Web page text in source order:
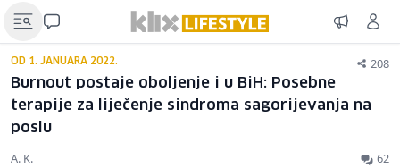
OD 1. JANUARA 2022. 208
Burnout postaje oboljenje i u BiH: Posebne
terapije za liječenje sindroma sagorijevanja na
poslu
A. K. 62